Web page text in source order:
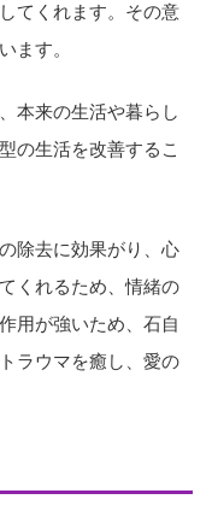
てくれます。その意
ます。
本来の生活や暮らし
の生活を改善するこ
除去に効果がり、心
くれるため、情緒の
用が強いため、石自
ラウマを癒し、愛の